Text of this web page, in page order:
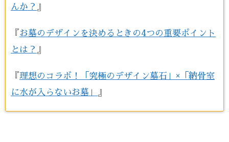
んか？ 』
『 お墓のデザインを決めるときの4つの重要ポイント
とは？ 』
『 理想のコラボ！「究極のデザイン墓石」×「納骨室
に水が入らないお墓」
』